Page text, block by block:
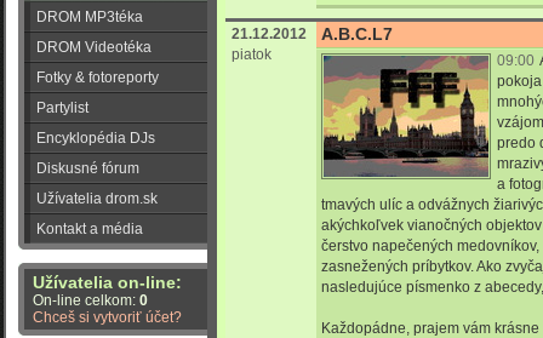
DROM MP3téka
DROM Videotéka
Fotky & fotoreporty
Partylist
Encyklopédia DJs
Diskusné fórum
Užívatelia drom.sk
Kontakt a média
Užívatelia on-line:
On-line celkom: 0
Chceš si vytvoriť účet?
21.12.2012
piatok
A.B.C.L7
09:00
predo
a
tmavých ulíc a odvážnych
akýchkoľvek vianočných
čerstvo napečených
zasnežených príbytkov. Ako
nasledujúce písmenko z
Každopádne, prajem vám